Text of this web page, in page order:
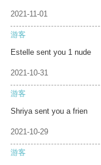
2021-11-01
游客
Estelle sent you 1 nude
2021-10-31
游客
Shriya sent you a frien
2021-10-29
游客